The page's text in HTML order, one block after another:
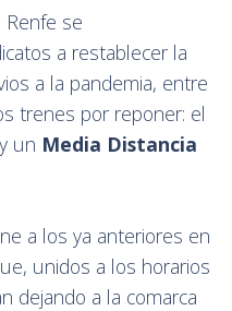
se
a restablecer la
a la pandemia, entre
trenes por reponer: el
y un Media Distancia
a los ya anteriores en
unidos a los horarios
dejando a la comarca